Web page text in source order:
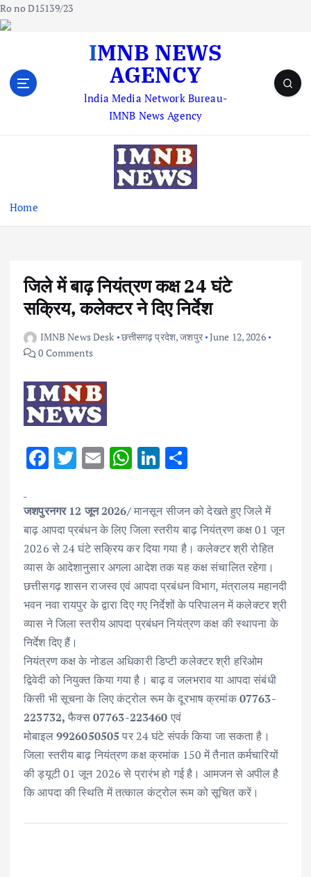
Ro no D15139/23
IMNB NEWS
AGENCY
lndia Media Network Bureau-
IMNB News Agency
Home
जिले में बाढ़ नियंत्रण कक्ष 24 घंटे
सक्रिय, कलेक्टर ने दिए निर्देश
IMNB News Desk छत्तीसगढ़ प्रदेश,जशपुर June 12, 2026
0 Comments
F
e
b
o
o
k
T
it
te
r
E
ai
l
W
at
s
A
p
p
Li
k
e
dI
n
ar
e
जशपुरनगर 12 जून 2026/मानसून सीजन को देखते हुए जिले में
बाढ़ आपदा प्रबंधन के लिए जिला स्तरीय बाढ़ नियंत्रण कक्ष 01 जून
2026 से 24 घंटे सक्रिय कर दिया गया है। कलेक्टर श्री रोहित
व्यास के आदेशानुसार अगला आदेश तक यह कक्ष संचालित रहेगा।
छत्तीसगढ़ शासन राजस्व एवं आपदा प्रबंधन विभाग, मंत्रालय महानदी
भवन नवा रायपुर के द्वारा दिए गए निर्देशों के परिपालन में कलेक्टर श्री
व्यास ने जिला स्तरीय आपदा प्रबंधन नियंत्रण कक्ष की स्थापना के
निर्देश दिए हैं।
नियंत्रण कक्ष के नोडल अधिकारी डिप्टी कलेक्टर श्री हरिओम
द्विवेदी को नियुक्त किया गया है। बाढ़ व जलभराव या आपदा संबंधी
किसी भी सूचना के लिए कंट्रोल रूम के दूरभाष क्रमांक07763-
223732, फैक्स07763-223460 एवं
मोबाइल9926050505 पर 24 घंटे संपर्क किया जा सकता है।
जिला स्तरीय बाढ़ नियंत्रण कक्ष क्रमांक 150 में तैनात कर्मचारियों
की ड्यूटी 01 जून 2026 से प्रारंभ हो गई है। आमजन से अपील है
कि आपदा की स्थिति में तत्काल कंट्रोल रूम को सूचित करें।